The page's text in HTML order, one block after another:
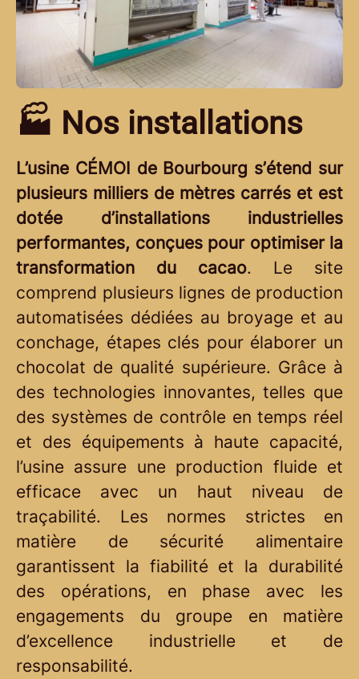
🏭 Nos installations
L’usine CÉMOI de Bourbourg s’étend sur
plusieurs milliers de mètres carrés et est
dotée d’installations industrielles
performantes, conçues pour optimiser la
transformation du cacao. Le site
comprend plusieurs lignes de production
automatisées dédiées au broyage et au
conchage, étapes clés pour élaborer un
chocolat de qualité supérieure. Grâce à
des technologies innovantes, telles que
des systèmes de contrôle en temps réel
et des équipements à haute capacité,
l’usine assure une production fluide et
efficace avec un haut niveau de
traçabilité. Les normes strictes en
matière de sécurité alimentaire
garantissent la fiabilité et la durabilité
des opérations, en phase avec les
engagements du groupe en matière
d’excellence industrielle et de
responsabilité.